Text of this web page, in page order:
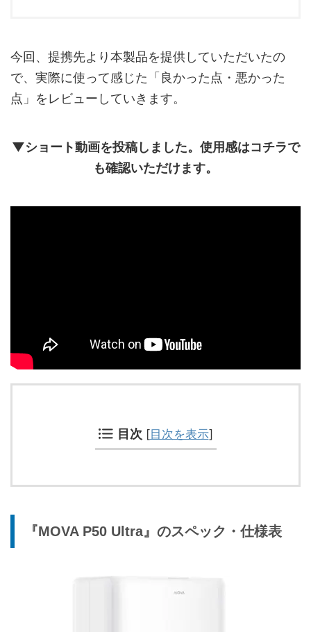
今回、提携先より本製品を提供していただいたの
で、実際に使って感じた「良かった点・悪かった
点」をレビューしていきます。
▼ショート動画を投稿しました。使用感はコチラで
も確認いただけます。
目次 [目次を表示]
『MOVA P50 Ultra』のスペック・仕様表